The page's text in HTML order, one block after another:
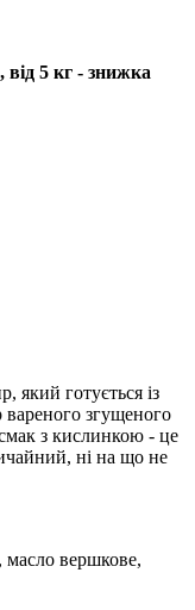
від 5 кг - знижка
який готується із
вареного згущеного
з кислинкою - це
ні на що не
масло вершкове,